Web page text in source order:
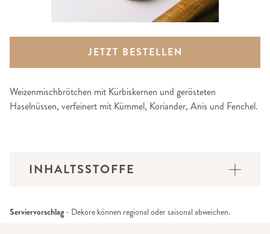
JETZT BESTELLEN
Weizenmischbrötchen mit Kürbiskernen und gerösteten
Haselnüssen, verfeinert mit Kümmel, Koriander, Anis und Fenchel.
INHALTSSTOFFE
Serviervorschlag - Dekore können regional oder saisonal abweichen.